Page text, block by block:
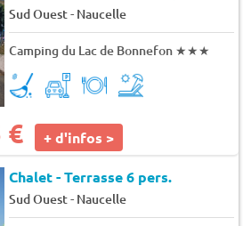
Sud Ouest- Naucelle
Camping du Lac de Bonnefon ★★★
€ + d'infos >
Chalet - Terrasse 6 pers.
Sud Ouest- Naucelle